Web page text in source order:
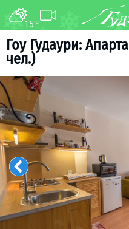
15°C
Гоу Гудаури:
чел.)
ФОРУМ
Схема трасс
Ски-пасс
Инструкторы
Прокат
Ски-сервис
Дети в Гудаури
Развлечения
Календарь